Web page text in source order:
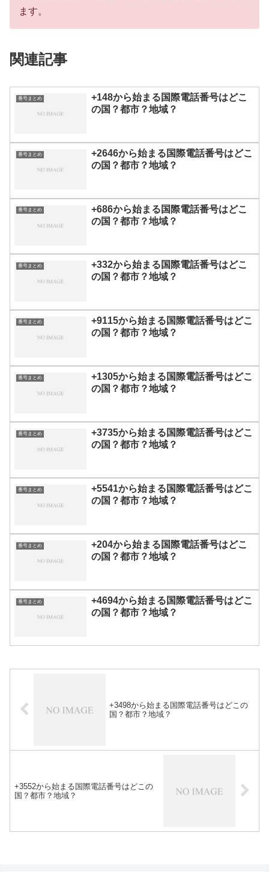
ます。
関連記事
番号まとめ
+148から始まる国際電話番号はどこ
の国？都市？地域？
番号まとめ
+2646から始まる国際電話番号はどこ
の国？都市？地域？
番号まとめ
+686から始まる国際電話番号はどこ
の国？都市？地域？
番号まとめ
+332から始まる国際電話番号はどこ
の国？都市？地域？
番号まとめ
+9115から始まる国際電話番号はどこ
の国？都市？地域？
番号まとめ
+1305から始まる国際電話番号はどこ
の国？都市？地域？
番号まとめ
+3735から始まる国際電話番号はどこ
の国？都市？地域？
番号まとめ
+5541から始まる国際電話番号はどこ
の国？都市？地域？
番号まとめ
+204から始まる国際電話番号はどこ
の国？都市？地域？
番号まとめ
+4694から始まる国際電話番号はどこ
の国？都市？地域？
+3498から始まる国際電話番号はどこの
国？都市？地域？
+3552から始まる国際電話番号はどこの
国？都市？地域？